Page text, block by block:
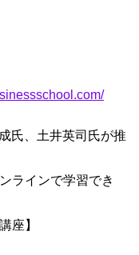
氏、土井英司氏が推
ラインで学習でき
座】